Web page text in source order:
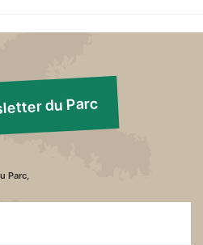
du Parc
Parc,